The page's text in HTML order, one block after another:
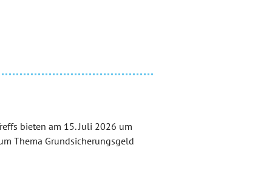
bieten am 15. Juli 2026 um
Thema Grundsicherungsgeld